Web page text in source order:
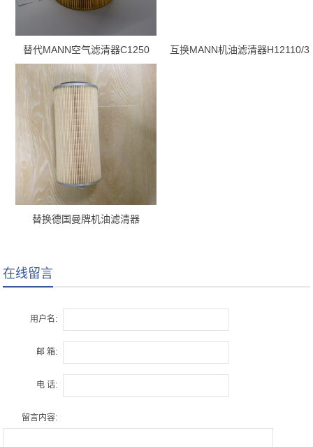
替代MANN空气滤清器C1250 互换MANN机油滤清器H12110/3
替换德国曼牌机油滤清器
在线留言
用户名:
邮 箱:
电 话:
留言内容: